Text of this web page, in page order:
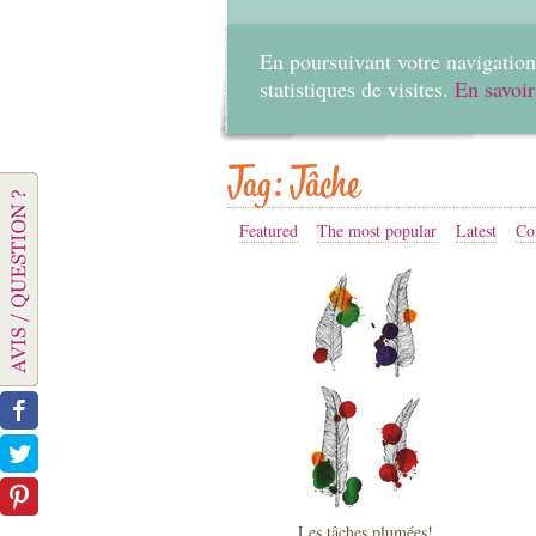
En poursuivant votre
statistiques de visites. En
Tag: Tâche
Featured The most popular Latest